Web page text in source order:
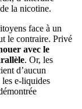
la nicotine.
face à un
le contraire. Privé
avec le
. Or, les
d’aucun
e-liquides